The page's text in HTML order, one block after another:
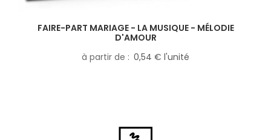
FAIRE-PART MARIAGE - LA MUSIQUE - MÉLODIE
D'AMOUR
à partir de
0,54 € l'unité